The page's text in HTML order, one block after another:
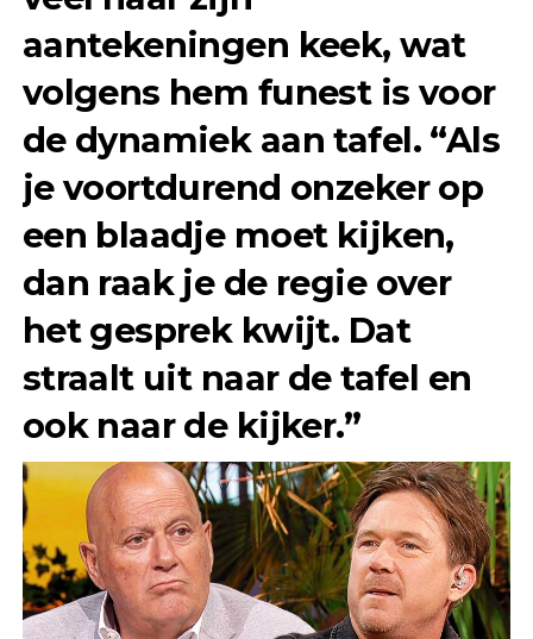
aantekeningen keek, wat
volgens hem funest is voor
de dynamiek aan tafel. “Als
je voortdurend onzeker op
een blaadje moet kijken,
dan raak je de regie over
het gesprek kwijt. Dat
straalt uit naar de tafel en
ook naar de kijker.”